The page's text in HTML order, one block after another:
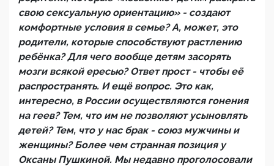
свою сексуальную ориентацию» - создают
комфортные условия в семье? А, может, это
родители, которые способствуют растлению
ребёнка? Для чего вообще детям засорять
мозги всякой ересью? Ответ прост - чтобы её
распространять. И ещё вопрос. Это как,
интересно, в России осуществляются гонения
на геев? Тем, что им не позволяют усыновлять
детей? Тем, что у нас брак - союз мужчины и
женщины? Более чем странная позиция у
Оксаны Пушкиной. Мы недавно проголосовали